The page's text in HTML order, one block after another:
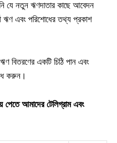
নতুন ঋণদাতার কাছে আবেদন
ঋণ এবং পরিশোধের তথ্য প্রকাশ
বিতরণের একটি চিঠি পান এবং
করুন।
আমাদের টেলিগ্রাম এবং